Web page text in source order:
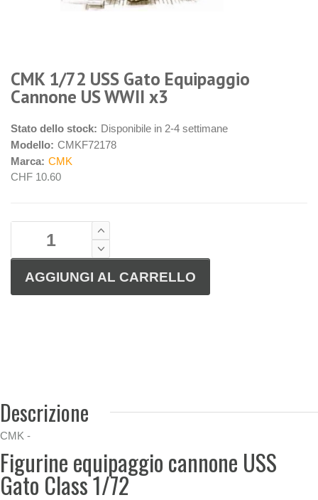
CMK 1/72 USS Gato Equipaggio
Cannone US WWII x3
Stato dello stock: Disponibile in 2-4 settimane
Modello: CMKF72178
Marca: CMK
CHF 10.60
Descrizione
CMK -
Figurine equipaggio cannone USS
Gato Class 1/72